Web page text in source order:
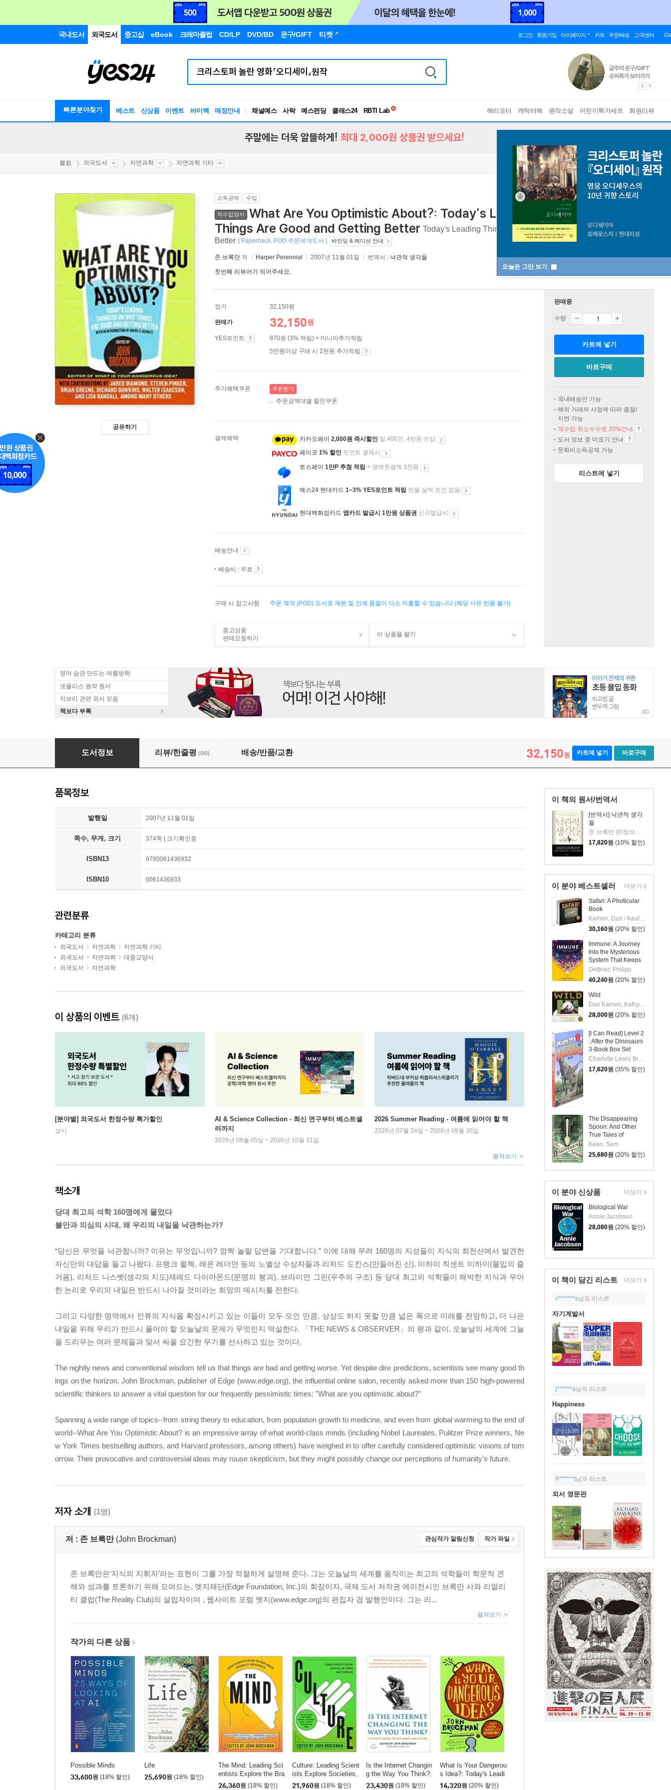
국내도서 외국도서 중고샵 eBook 크레마클럽 CD/LP DVD/BD 문구/GIFT 티켓 로그인 회원가입 마이페이지 카트 주문/배송 고객센터
빠른분야찾기 베스트 신상품 이벤트 바이백 매장안내 채널예스 사락 예스펀딩 클래스24
독서유형검사
해리포터 캐릭터북 원작소설 어린이특가세트 회원리뷰
오늘은 그만 보기
주말에는 더욱 알뜰하게! 최대 2,000원 상품권 받으세요!
웰컴 외국도서 자연과학 자연과학 기타
공유하기
소득공제 수입
직수입양서
What Are You Optimistic About?: Today's Leading Thinkers on Why
Things Are Good and Getting Better Today's Leading Thinkers on Why Things Are Good and Getting
Better [ Paperback, POD 주문제작도서 ] 바인딩 & 에디션 안내
존 브록만 저 Harper Perennial 2007년 11월 01일 번역서 : 낙관적 생각들
첫번째 리뷰어가 되어주세요.
정가 32,150원
판매가 32,150원
YES포인트
970원 (3% 적립) + 마니아추가적립
5만원이상 구매 시 2천원 추가적립
추가혜택쿠폰 쿠폰받기
주문금액대별 할인쿠폰
결제혜택 카카오페이 2,000원 즉시할인 일 400건, 4만원 이상
페이코 1% 할인 포인트 결제시
토스페이 1만P 추첨 적립 + 생애첫결제 3천원
예스24 현대카드 1~3% YES포인트 적립 전월 실적 조건 없음
현대백화점카드 앱카드 발급시 1만원 상품권 신규발급시
배송안내
배송비 : 무료
구매 시 참고사항 주문 제작 (POD) 도서로 제본 및 인쇄 품질이 다소 미흡할 수 있습니다 (해당 사유 반품 불가)
중고상품
판매요청하기
이 상품을 팔기
판매중
수량
카트에 넣기
바로구매
국내배송만 가능
해외 거래처 사정에 따라 품절/
지연 가능
직수입 취소수수료 20%안내
도서 정보 중 미표기 안내
문화비소득공제 가능
리스트에 넣기
영어 습관 만드는 여름방학
넷플리스 원작 원서
지브리 관련 외서 모음
책보다 부록
AD
What Are You Optimistic About?: Today's Leading Thinkers on Why Things Are Good and Getting Better
도서정보 리뷰/한줄평 (0/0) 배송/반품/교환 32,150원 카트에 넣기 바로구매
이 책의 원서/번역서
[번역서] 낙관적 생각
들
존 브록만 편/장석봉,김대연 공역
17,820원 (10% 할인)
이 분야 베스트셀러
Safari: A Photicular
Book
Kainen, Dan / Kaufmann, Carol
30,160원 (20% 할인)
Immune: A Journey
Into the Mysterious
System That Keeps
You Alive
Dettmer, Philipp
40,240원 (20% 할인)
Wild
Dan Kainen, Kathy Wollard
28,000원 (20% 할인)
[I Can Read] Level 2
: After the Dinosaurs
3-Book Box Set
17,620원 (35% 할인)
The Disappearing
Spoon: And Other
True Tales of
Madness, Love, and
the History of the
World from the
Kean, Sam
25,680원 (20% 할인)
더보기
이 분야 신상품
Biological War
Annie Jacobsen
28,080원 (20% 할인)
더보기
이 책이 담긴 리스트 더보기
r*******s님의 리스트
자기계발서
j******a님의 리스트
Happiness
h******t님의 리스트
외서 영문판
품목정보
발행일 2007년 11월 01일
쪽수, 무게, 크기 374쪽 | 크기확인중
ISBN13 9780061436932
ISBN10 0061436933
관련분류
카테고리 분류
외국도서 자연과학
자연과학 기타
외국도서
자연과학
대중교양서
외국도서
자연과학
이 상품의 이벤트 (6개)
[분야별] 외국도서 한정수량 특가할인
상시
AI & Science Collection - 최신 연구부터 베스트셀
러까지
2026년 08월 05일 ~ 2026년 10월 31일
2026 Summer Reading - 여름에 읽어야 할 책
2026년 07월 24일 ~ 2026년 09월 30일
펼쳐보기
책소개
당대 최고의 석학 160명에게 물었다
불안과 의심의 시대, 왜 우리의 내일을 낙관하는가?
“당신은 무엇을 낙관합니까? 이유는 무엇입니까? 깜짝 놀랄 답변을 기대합니다.” 이에 대해 무려 160명의 지성들이 지식의 최전선에서 발견한
자신만의 대답을 들고 나왔다. 프랭크 윌첵, 레온 레더먼 등의 노벨상 수상자들과 리처드 도킨스(만들어진 신), 미하이 칙센트 미하이(몰입의 즐
거움), 리처드 니스벳(생각의 지도)재레드 다이아몬드(문명의 붕괴), 브라이언 그린(우주의 구조) 등 당대 최고의 석학들이 해박한 지식과 우아
한 논리로 우리의 내일은 반드시 나아질 것이라는 희망의 메시지를 전한다.
그리고 다양한 영역에서 인류의 지식을 확장시키고 있는 이들이 모두 모인 만큼, 상상도 하지 못할 만큼 넓은 폭으로 미래를 전망하고, 더 나은
내일을 위해 우리가 반드시 풀어야 할 오늘날의 문제가 무엇인지 역설한다. 「THE NEWS & OBSERVER」의 평과 같이, 오늘날의 세계에 그늘
을 드리우는 여러 문제들과 맞서 싸울 요긴한 무기를 선사하고 있는 것이다.
The nightly news and conventional wisdom tell us that things are bad and getting worse. Yet despite dire predictions, scientists see many good th
ings on the horizon. John Brockman, publisher of Edge (www.edge.org), the influential online salon, recently asked more than 150 high-powered
scientific thinkers to answer a vital question for our frequently pessimistic times: "What are you optimistic about?"
Spanning a wide range of topics--from string theory to education, from population growth to medicine, and even from global warming to the end of
world--What Are You Optimistic About? is an impressive array of what world-class minds (including Nobel Laureates, Pulitzer Prize winners, Ne
w York Times bestselling authors, and Harvard professors, among others) have weighed in to offer carefully considered optimistic visions of tom
orrow. Their provocative and controversial ideas may rouse skepticism, but they might possibly change our perceptions of humanity's future.
저자 소개 (1명)
저 : 존 브록만 (John Brockman) 관심작가 알림신청 작가 파일
존 브록만은‘지식의 지휘자’라는 표현이 그를 가장 적절하게 설명해 준다. 그는 오늘날의 세계를 움직이는 최고의 석학들이 학문적 견
해와 성과를 토론하기 위해 모여드는, 엣지재단(Edge Foundation, Inc.)의 회장이자, 국제 도서 저작권 에이전시인 브록만 사와 리얼리
티 클럽(The Reality Club)의 설립자이며 , 웹사이트 포럼 엣지(www.edge.org)의 편집자 겸 발행인이다. 그는 리...
펼쳐보기
작가의 다른 상품
Possible Minds
33,600원 (18% 할인)
Life
25,690원 (18% 할인)
The Mind: Leading Sci
entists Explore the Bra
in, Memory, Personalit
26,360원 (18% 할인)
Culture: Leading Scient
ists Explore Societies,
Art, Power, and Techno
21,960원 (18% 할인)
Is the Internet Changin
g the Way You Think?:
The Net's Impact on O
23,430원 (18% 할인)
What Is Your Dangerou
s Idea?: Today's Leadi
ng Thinkers on the Unt
14,320원 (20% 할인)